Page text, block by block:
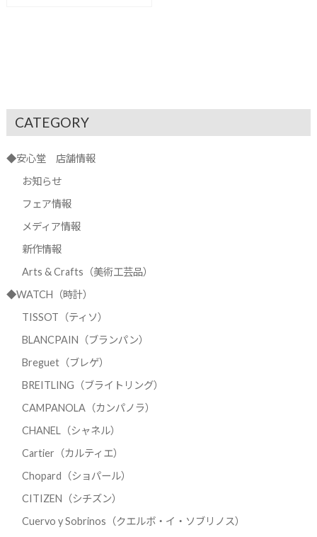
CATEGORY
◆安心堂 店舗情報
お知らせ
フェア情報
メディア情報
新作情報
Arts & Crafts（美術工芸品）
◆WATCH（時計）
TISSOT（ティソ）
BLANCPAIN（ブランパン）
Breguet（ブレゲ）
BREITLING（ブライトリング）
CAMPANOLA（カンパノラ）
CHANEL（シャネル）
Cartier（カルティエ）
Chopard（ショパール）
CITIZEN（シチズン）
Cuervo y Sobrinos（クエルボ・イ・ソブリノス）